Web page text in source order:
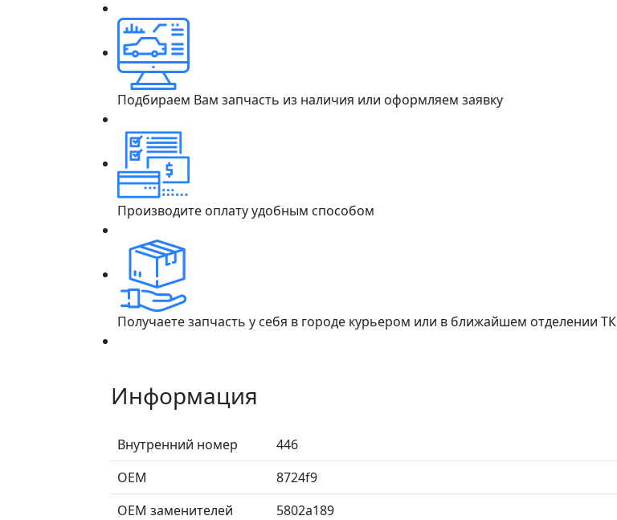
Подбираем Вам запчасть из наличия или оформляем заявку
Производите оплату удобным способом
Получаете запчасть у себя в городе курьером или в ближайшем отделении ТК
Информация
Внутренний номер
446
ОЕМ
8724f9
ОЕМ заменителей
5802a189